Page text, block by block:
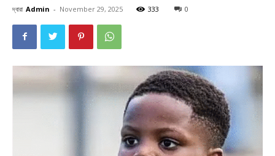
দ্বারা Admin - November 29, 2025 333 0